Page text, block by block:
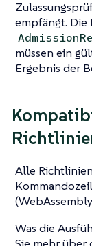
empfängt. Die
müssen ein
Ergebnis der
Alle
Was die